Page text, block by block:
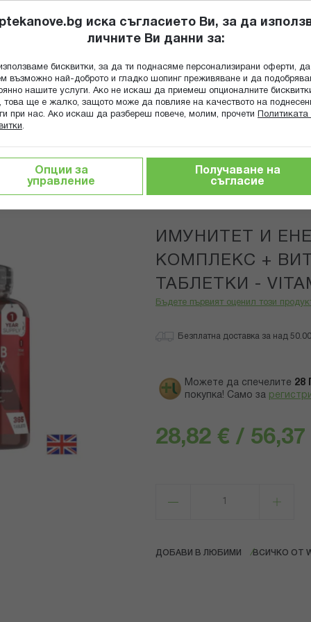
Търсене
ГРИЖА ЗА МАЙКАТА И ДЕТЕТО ХРАНИТЕЛНИ ДОБАВКИ
WeightWorld
ИМУНИТЕТ И
КОМПЛЕКС +
ТАБЛЕТКИ -
Бъдете първият оценил този
Безплатна доставка за над
Можете да спечелите 28
покупка! Само за
28,82 € / 56,37
ДОБАВИ В ЛЮБИМИ ВСИЧКО ОТ
иска съгласието Ви, за да
личните Ви данни за:
бисквитки, за да ти поднасяме персонализирани оферти, да
възможно най-доброто и гладко шопинг преживяване и да
нашите услуги. Ако не искаш да приемеш опционалните
това ще е жалко, защото може да повлияе на качеството на
при нас. Ако искаш да разбереш повече, молим, прочети
Политиката
.
Опции за
управление
Получаване на
съгласие